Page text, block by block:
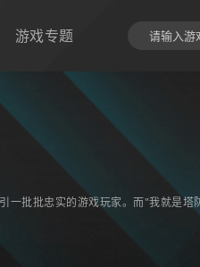
游戏专题
批批忠实的游戏玩家。而"我就是